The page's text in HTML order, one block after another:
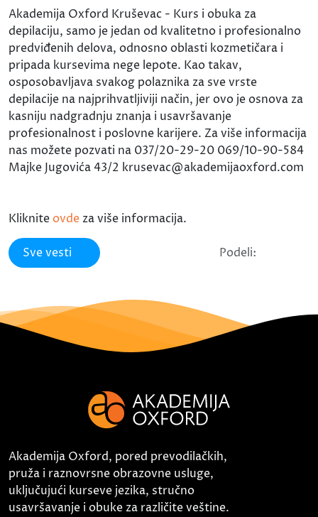
Akademija Oxford Kruševac - Kurs i obuka za
depilaciju, samo je jedan od kvalitetno i profesionalno
predviđenih delova, odnosno oblasti kozmetičara i
pripada kursevima nege lepote. Kao takav,
osposobavljava svakog polaznika za sve vrste
depilacije na najprihvatljiviji način, jer ovo je osnova za
kasniju nadgradnju znanja i usavršavanje
profesionalnost i poslovne karijere. Za više informacija
nas možete pozvati na 037/20-29-20 069/10-90-584
Majke Jugovića 43/2 krusevac@akademijaoxford.com
Kliknite ovde za više informacija.
Sve vesti Podeli:
Akademija Oxford, pored prevodilačkih,
pruža i raznovrsne obrazovne usluge,
uključujući kurseve jezika, stručno
usavršavanje i obuke za različite veštine.